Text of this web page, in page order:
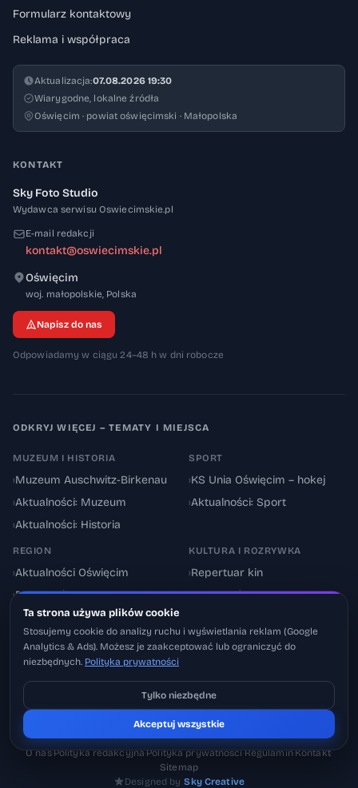
Formularz kontaktowy
Reklama i współpraca
Aktualizacja:07.08.2026 19:30
Wiarygodne, lokalne źródła
Oświęcim · powiat oświęcimski · Małopolska
KONTAKT
Sky Foto Studio
Wydawca serwisu Oswiecimskie.pl
E-mail redakcji
kontakt@oswiecimskie.pl
Oświęcim
woj. małopolskie, 32-600
Polska
Napisz do nas
Odpowiadamy w ciągu 24–48 h w dni robocze
ODKRYJ WIĘCEJ – TEMATY I MIEJSCA
MUZEUM I HISTORIA
›Muzeum Auschwitz-Birkenau
›Aktualności: Muzeum
›Aktualności: Historia
SPORT
›KS Unia Oświęcim – hokej
›Aktualności: Sport
REGION
›Aktualności Oświęcim
›Powiat oświęcimski
Utrudnienia drogowe
KULTURA I ROZRYWKA
›Repertuar kin
›Aktualności: Kultura
© 2026 Oswiecimskie.pl – Portal informacyjny Oświęcimia i powiatu
oświęcimskiego.
O nas·Polityka redakcyjna·Polityka prywatności·Regulamin·Kontakt·
Sitemap
Designed by Sky Creative
Ta strona używa plików cookie
Stosujemy cookie do analizy ruchu i wyświetlania reklam (Google
Analytics & Ads). Możesz je zaakceptować lub ograniczyć do
niezbędnych. Polityka prywatności
Tylko niezbędne
Akceptuj wszystkie
Pobierz na iOS